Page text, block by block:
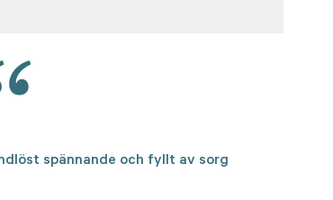
spännande och fyllt av sorg